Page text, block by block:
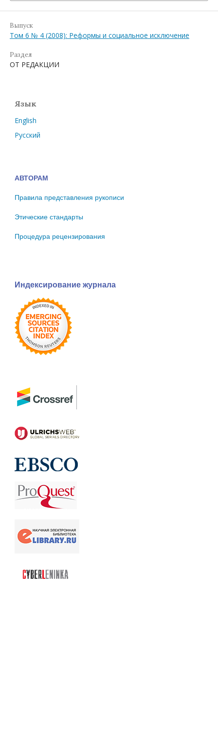
Выпуск
Том 6 № 4 (2008): Реформы и социальное исключение
Раздел
ОТ РЕДАКЦИИ
Язык
English
Русский
АВТОРАМ
Правила представления рукописи
Этические стандарты
Процедура рецензирования
Индексирование журнала